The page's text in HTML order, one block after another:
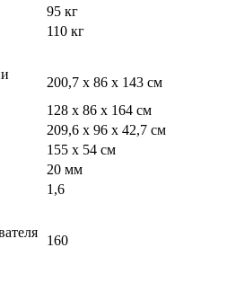
95 кг
110 кг
200,7 х 86 х 143 см
128 х 86 х 164 см
209,6 х 96 х 42,7 см
155 х 54 см
20 мм
1,6
160